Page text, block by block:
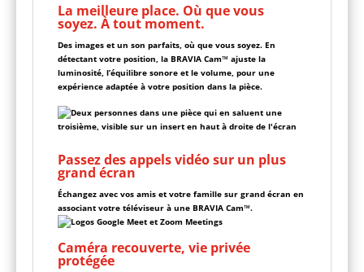
La meilleure place. Où que vous
soyez. À tout moment.
Des images et un son parfaits, où que vous soyez. En
détectant votre position, la BRAVIA Cam™ ajuste la
luminosité, l’équilibre sonore et le volume, pour une
expérience adaptée à votre position dans la pièce.
Passez des appels vidéo sur un plus
grand écran
Échangez avec vos amis et votre famille sur grand écran en
associant votre téléviseur à une BRAVIA Cam™.
Caméra recouverte, vie privée
protégée